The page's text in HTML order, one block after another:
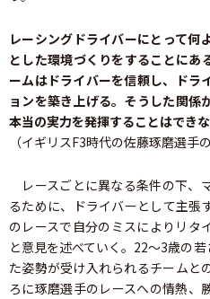
レーシングドライバーにとって何
とした環境づくりをすることにあ
ームはドライバーを信頼し、ドラ
ョンを築き上げる。そうした関係
本当の実力を発揮することはでき
（イギリスF3時代の佐藤琢磨選手の
レースごとに異なる条件の下、
るために、ドライバーとして主張
のレースで自分のミスによりリタ
と意見を述べていく。22～3歳の
た姿勢が受け入れられるチームと
ろに琢磨選手のレースへの情熱、